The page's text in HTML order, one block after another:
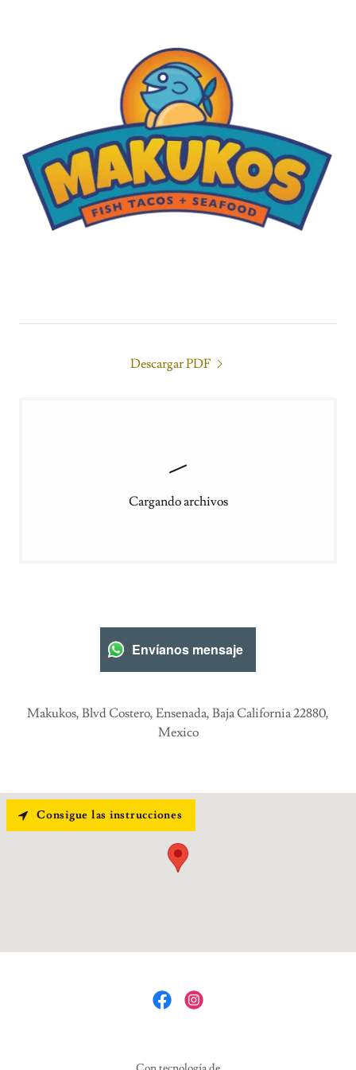
Descargar PDF
Cargando archivos
Envíanos mensaje
Makukos, Blvd Costero, Ensenada, Baja California 22880,
Mexico
Consigue las instrucciones